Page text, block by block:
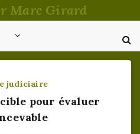
Marc Girard
judiciaire
pour évaluer